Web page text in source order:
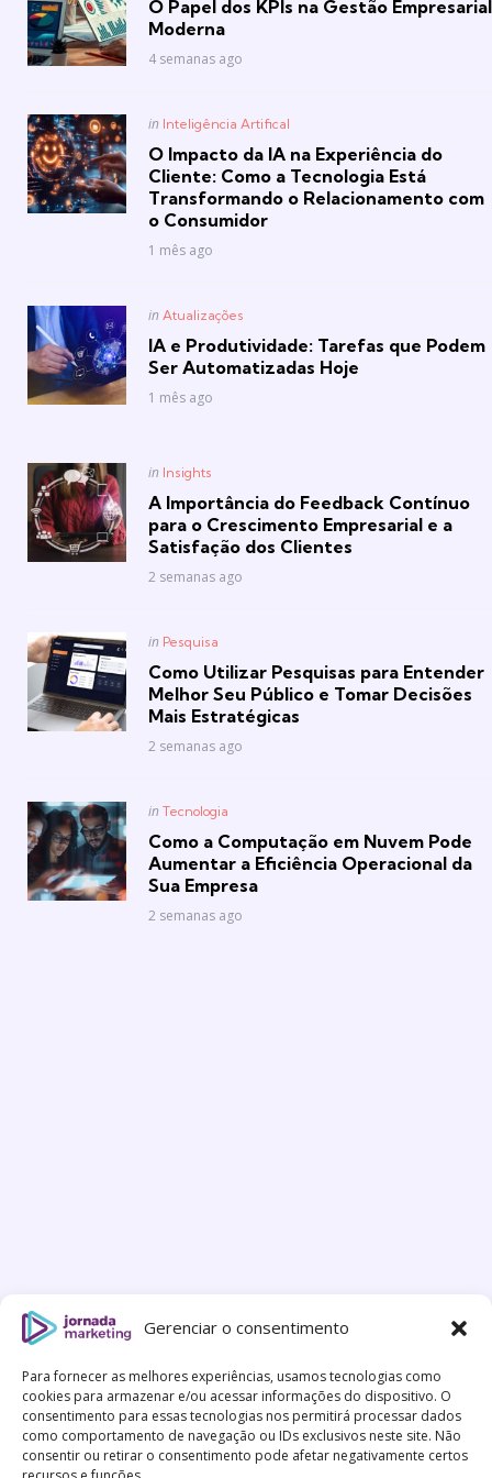
Gerenciar o consentimento
Para fornecer as melhores experiências, usamos tecnologias como
cookies para armazenar e/ou acessar informações do dispositivo. O
consentimento para essas tecnologias nos permitirá processar dados
como comportamento de navegação ou IDs exclusivos neste site. Não
consentir ou retirar o consentimento pode afetar negativamente certos
O Papel dos KPIs na Gestão Empresarial
Moderna
4 semanas ago
Posted
in Inteligência Artifical
O Impacto da IA na Experiência do
Cliente: Como a Tecnologia Está
Transformando o Relacionamento com
o Consumidor
1 mês ago
Posted
in Atualizações
IA e Produtividade: Tarefas que Podem
Ser Automatizadas Hoje
1 mês ago
Posted
in Insights
A Importância do Feedback Contínuo
para o Crescimento Empresarial e a
Satisfação dos Clientes
2 semanas ago
Posted
in Pesquisa
Como Utilizar Pesquisas para Entender
Melhor Seu Público e Tomar Decisões
Mais Estratégicas
2 semanas ago
Posted
in Tecnologia
Como a Computação em Nuvem Pode
Aumentar a Eficiência Operacional da
Sua Empresa
2 semanas ago